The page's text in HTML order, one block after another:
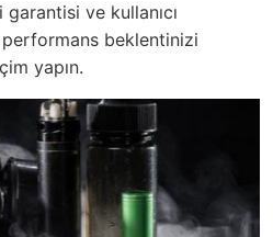
ve kullanıcı
beklentinizi
yapın.